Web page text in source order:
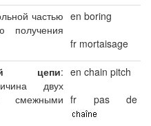
частью
получения
en boring
fr mortaisage
цепи:
двух
смежными
en chain pitch
fr pas de